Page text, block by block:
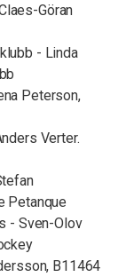
Göran
- Linda
Peterson,
Verter.
Petanque
- Sven-Olov
B11464